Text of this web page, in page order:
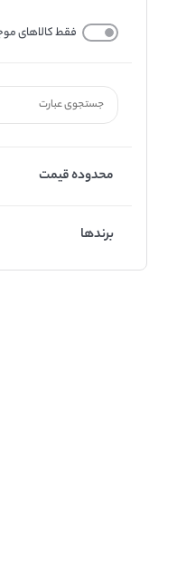
فقط کالاهای
محدوده قیمت
برندها